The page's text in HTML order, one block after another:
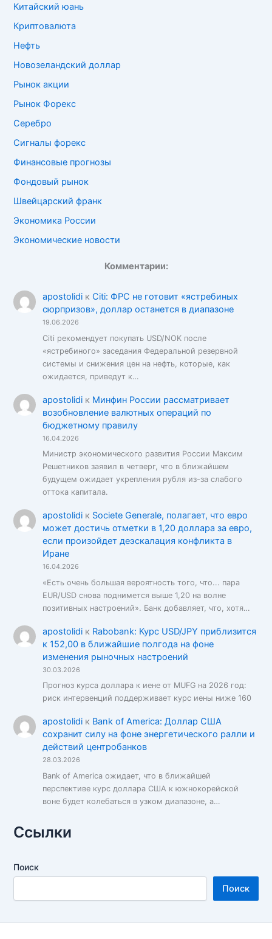
Китайский юань
Криптовалюта
Нефть
Новозеландский доллар
Рынок акции
Рынок Форекс
Серебро
Сигналы форекс
Финансовые прогнозы
Фондовый рынок
Швейцарский франк
Экономика России
Экономические новости
Комментарии:
apostolidiк Citi: ФРС не готовит «ястребиных
сюрпризов», доллар останется в диапазоне
19.06.2026
Citi рекомендует покупать USD/NOK после
«ястребиного» заседания Федеральной резервной
системы и снижения цен на нефть, которые, как
ожидается, приведут к…
apostolidiк Минфин России рассматривает
возобновление валютных операций по
бюджетному правилу
16.04.2026
Министр экономического развития России Максим
Решетников заявил в четверг, что в ближайшем
будущем ожидает укрепления рубля из-за слабого
оттока капитала.
apostolidiк Societe Generale, полагает, что евро
может достичь отметки в 1,20 доллара за евро,
если произойдет деэскалация конфликта в
Иране
16.04.2026
«Есть очень большая вероятность того, что... пара
EUR/USD снова поднимется выше 1,20 на волне
позитивных настроений». Банк добавляет, что, хотя…
apostolidiк Rabobank: Курс USD/JPY приблизится
к 152,00 в ближайшие полгода на фоне
изменения рыночных настроений
30.03.2026
Прогноз курса доллара к иене от MUFG на 2026 год:
риск интервенций поддерживает курс иены ниже 160
apostolidiк Bank of America: Доллар США
сохранит силу на фоне энергетического ралли и
действий центробанков
28.03.2026
Bank of America ожидает, что в ближайшей
перспективе курс доллара США к южнокорейской
воне будет колебаться в узком диапазоне, а…
Ссылки
Поиск
Поиск